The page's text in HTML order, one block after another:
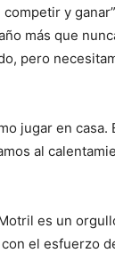
y
más que
pero
jugar en casa.
al
es un
el esfuerzo